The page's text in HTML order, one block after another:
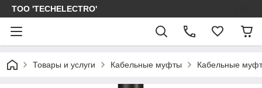
ТОО 'TECHELECTRO'
Товары и услуги Кабельные муфты Кабельные